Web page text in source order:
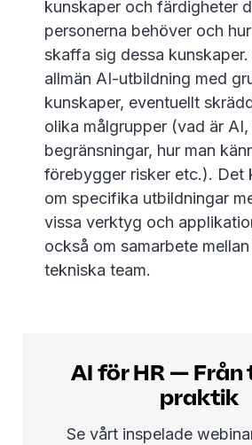
kunskaper och färdigheter
personerna behöver och
skaffa sig dessa
allmän AI-utbildning med
kunskaper, eventuellt
olika målgrupper (vad är
begränsningar, hur man
förebygger risker etc.). Det
om specifika utbildningar
vissa verktyg och
också om samarbete
tekniska team.
AI för HR — Från
praktik
Se vårt inspelade